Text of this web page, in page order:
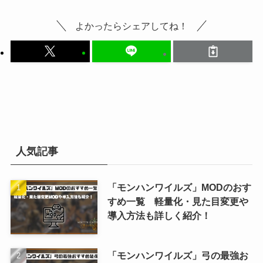
よかったらシェアしてね！
人気記事
「モンハンワイルズ」MODのおす
すめ一覧 軽量化・見た目変更や
導入方法も詳しく紹介！
「モンハンワイルズ」弓の最強お